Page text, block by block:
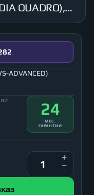
Рабочая станция GANSOR-962282 Intel i9-10980XE 3.0 ГГц, X299, 32Гб 2666 МГц, SSD 240Гб, HDD 1Тб, RTX 4000 8Гб (NVIDIA QUADRO), 500Вт, Midi-Tower (Серия WS-ADVANCED)
ADVANCED)
24
МЕС.
ГАРАНТИИ